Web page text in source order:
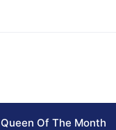
Queen Of The Month